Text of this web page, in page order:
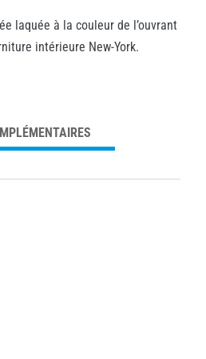
laquée à la couleur de l’ouvrant
intérieure New-York.